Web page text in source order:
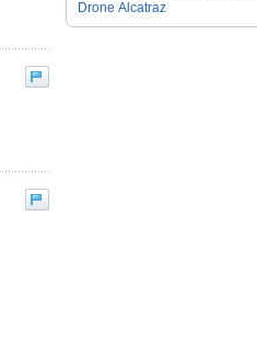
Drone Alcatraz